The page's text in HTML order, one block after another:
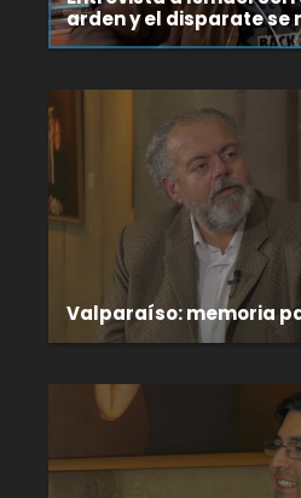
arden y el disparate se
Valparaíso: memoria